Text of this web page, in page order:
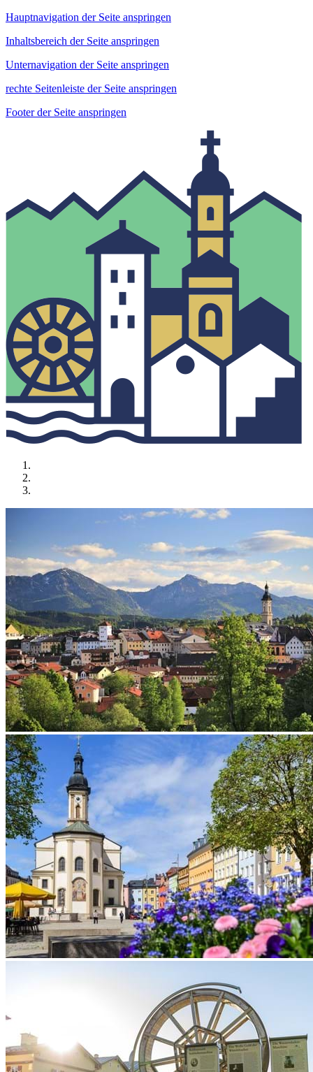
Hauptnavigation der Seite anspringen
Inhaltsbereich der Seite anspringen
Unternavigation der Seite anspringen
rechte Seitenleiste der Seite anspringen
Footer der Seite anspringen